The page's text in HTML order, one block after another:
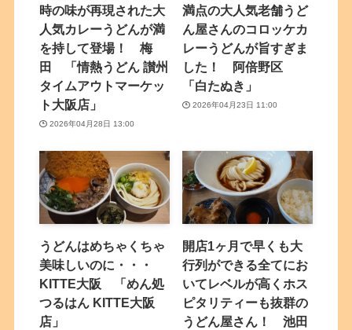
時の味が再現された大
人気カレーうどんが満
を持して登場！ 梅
田 「情熱うどん 讃州
タイムアウトマーケッ
ト大阪店」
2026年04月28日 13:00
満点の大人気老舗うど
ん屋さんのコロッケカ
レーうどんが旨すぎま
した！ 阿倍野区
「白たぬき」
2026年04月23日 11:00
うどんはめちゃくちゃ
美味しいのに・・・
KITTE大阪 「めん処
つるはん KITTE大阪
店」
開店1ヶ月で早くも大
行列ができる全てにお
いてレベルが高くホス
ピタリティーも抜群の
うどん屋さん！ 池田